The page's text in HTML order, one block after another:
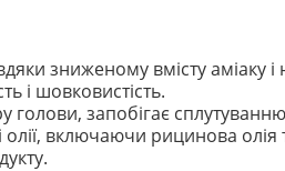
зниженому вмісту аміаку
і шовковистість.
запобігає сплутуванню
включаючи рицинова